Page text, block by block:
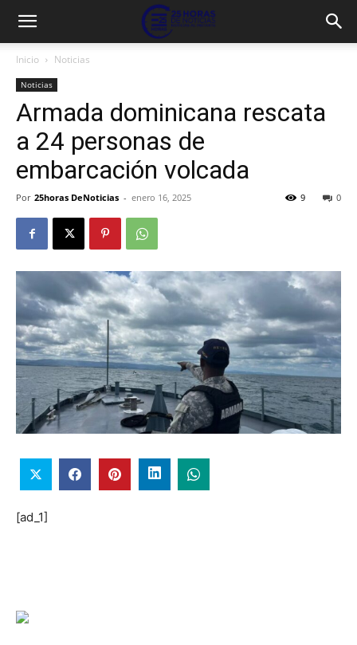
Inicio Noticias
Noticias
Armada dominicana rescata
a 24 personas de
embarcación volcada
Por 25horas DeNoticias - enero 16, 2025 0
9
[ad_1]